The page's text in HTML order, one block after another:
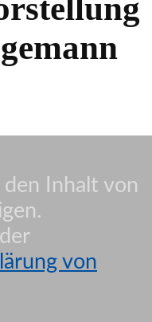
Inhalt von
von